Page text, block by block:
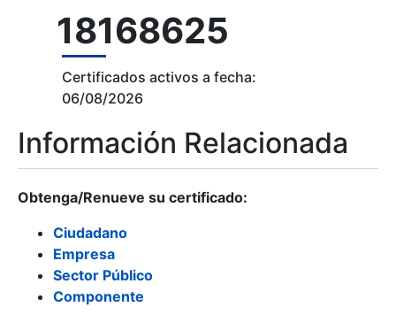
18168625
Certificados activos a fecha:
06/08/2026
Información Relacionada
Obtenga/Renueve su certificado:
Ciudadano
Empresa
Sector Público
Componente